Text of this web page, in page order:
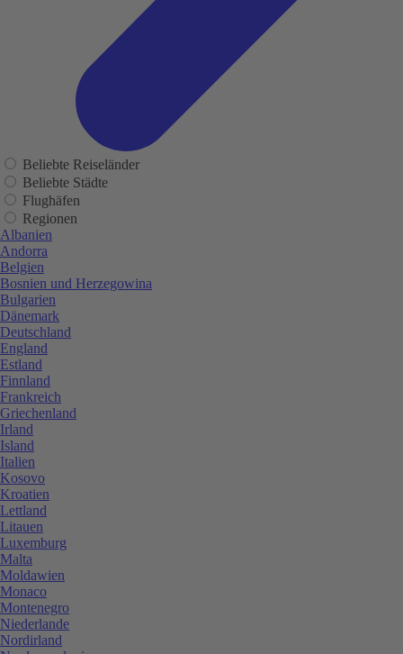
Beliebte Reiseländer
Beliebte Städte
Flughäfen
Regionen
Albanien
Andorra
Belgien
Bosnien und Herzegowina
Bulgarien
Dänemark
Deutschland
England
Estland
Finnland
Frankreich
Griechenland
Irland
Island
Italien
Kosovo
Kroatien
Lettland
Litauen
Luxemburg
Malta
Moldawien
Monaco
Montenegro
Niederlande
Nordirland